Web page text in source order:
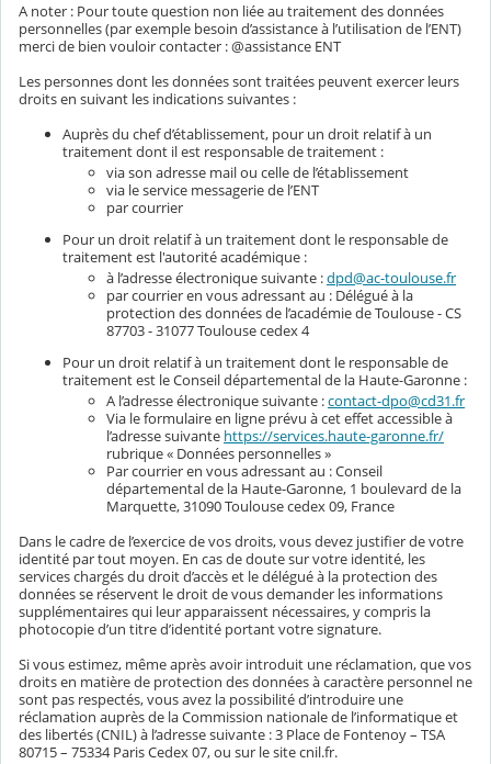
A noter : Pour toute question non liée au traitement des données
personnelles (par exemple besoin d’assistance à l’utilisation de l’ENT)
merci de bien vouloir contacter : @assistance ENT
Les personnes dont les données sont traitées peuvent exercer leurs
droits en suivant les indications suivantes :
Auprès du chef d’établissement, pour un droit relatif à un
traitement dont il est responsable de traitement :
via son adresse mail ou celle de l’établissement
via le service messagerie de l’ENT
par courrier
Pour un droit relatif à un traitement dont le responsable de
traitement est l'autorité académique :
à l’adresse électronique suivante :dpd@ac-toulouse.fr
par courrier en vous adressant au : Délégué à la
protection des données de l’académie de Toulouse - CS
87703 - 31077 Toulouse cedex 4
Pour un droit relatif à un traitement dont le responsable de
traitement est le Conseil départemental de la Haute-Garonne :
A l’adresse électronique suivante :contact-dpo@cd31.fr
Via le formulaire en ligne prévu à cet effet accessible à
l’adresse suivante https://services.haute-garonne.fr/
rubrique « Données personnelles »
Par courrier en vous adressant au : Conseil
départemental de la Haute-Garonne, 1 boulevard de la
Marquette, 31090 Toulouse cedex 09, France
Dans le cadre de l’exercice de vos droits, vous devez justifier de votre
identité par tout moyen. En cas de doute sur votre identité, les
services chargés du droit d’accès et le délégué à la protection des
données se réservent le droit de vous demander les informations
supplémentaires qui leur apparaissent nécessaires, y compris la
photocopie d’un titre d’identité portant votre signature.
Si vous estimez, même après avoir introduit une réclamation, que vos
droits en matière de protection des données à caractère personnel ne
sont pas respectés, vous avez la possibilité d’introduire une
réclamation auprès de la Commission nationale de l’informatique et
des libertés (CNIL) à l’adresse suivante : 3 Place de Fontenoy – TSA
80715 – 75334 Paris Cedex 07, ou sur le site cnil.fr.